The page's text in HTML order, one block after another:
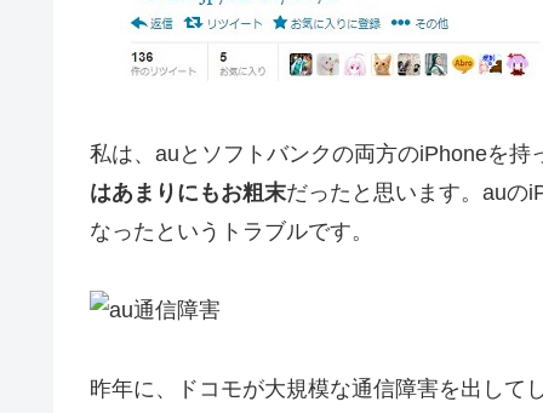
私は、auとソフトバンクの両方のiPhoneを持
はあまりにもお粗末だったと思います。auの
なったというトラブルです。
昨年に、ドコモが大規模な通信障害を出して